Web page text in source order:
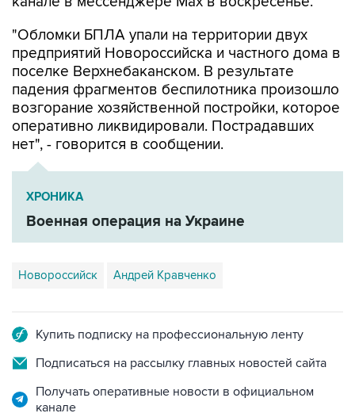
"Обломки БПЛА упали на территории двух
предприятий Новороссийска и частного дома в
поселке Верхнебаканском. В результате
падения фрагментов беспилотника произошло
возгорание хозяйственной постройки, которое
оперативно ликвидировали. Пострадавших
нет", - говорится в сообщении.
ХРОНИКА
Военная операция на Украине
Новороссийск Андрей Кравченко
Купить подписку на профессиональную ленту
Подписаться на рассылку главных новостей сайта
Получать оперативные новости в официальном
канале